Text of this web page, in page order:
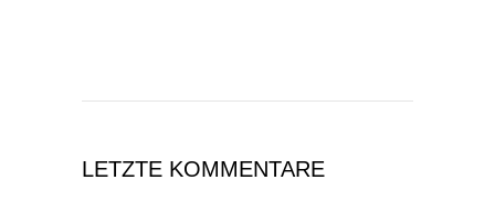
LETZTE KOMMENTARE